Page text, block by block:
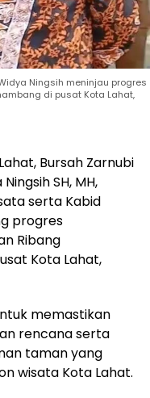
Ningsih meninjau progres
di pusat Kota Lahat,
Lahat, Bursah Zarnubi
SH, MH,
serta Kabid
progres
Ribang
Kota Lahat,
memastikan
rencana serta
taman yang
wisata Kota Lahat.